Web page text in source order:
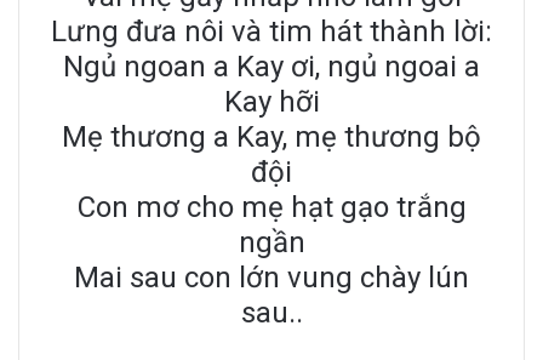
Lưng đưa nôi và tim hát thành lời:
Ngủ ngoan a Kay ơi, ngủ ngoai a
Kay hỡi
Mẹ thương a Kay, mẹ thương bộ
đội
Con mơ cho mẹ hạt gạo trắng
ngần
Mai sau con lớn vung chày lún
sau..